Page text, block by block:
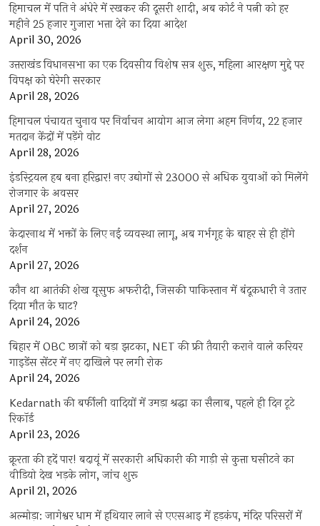
हिमाचल में पति ने अंधेरे में रखकर की दूसरी शादी, अब कोर्ट ने पत्नी को हर
महीने 25 हजार गुजारा भत्ता देने का दिया आदेश
April 30, 2026
उत्तराखंड विधानसभा का एक दिवसीय विशेष सत्र शुरू, महिला आरक्षण मुद्दे पर
विपक्ष को घेरेगी सरकार
April 28, 2026
हिमाचल पंचायत चुनाव पर निर्वाचन आयोग आज लेगा अहम निर्णय, 22 हजार
मतदान केंद्रों में पड़ेंगे वोट
April 28, 2026
इंडस्ट्रियल हब बना हरिद्वार! नए उद्योगों से 23000 से अधिक युवाओं को मिलेंगे
रोजगार के अवसर
April 27, 2026
केदारनाथ में भक्तों के लिए नई व्यवस्था लागू, अब गर्भगृह के बाहर से ही होंगे
दर्शन
April 27, 2026
कौन था आतंकी शेख यूसुफ अफरीदी, जिसकी पाकिस्तान में बंदूकधारी ने उतार
दिया मौत के घाट?
April 24, 2026
बिहार में OBC छात्रों को बड़ा झटका, NET की फ्री तैयारी कराने वाले करियर
गाइडेंस सेंटर में नए दाखिले पर लगी रोक
April 24, 2026
Kedarnath की बर्फीली वादियों में उमड़ा श्रद्धा का सैलाब, पहले ही दिन टूटे
रिकॉर्ड
April 23, 2026
क्रूरता की हदें पार! बदायूं में सरकारी अधिकारी की गाड़ी से कुत्ता घसीटने का
वीडियो देख भड़के लोग, जांच शुरू
April 21, 2026
अल्मोड़ा: जागेश्वर धाम में हथियार लाने से एएसआइ में हड़कंप, मंदिर परिसरों में